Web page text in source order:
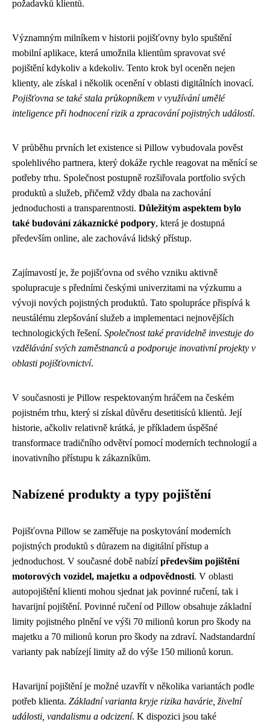
požadavků klientů.
Významným milníkem v historii pojišťovny bylo spuštění
mobilní aplikace, která umožnila klientům spravovat své
pojištění kdykoliv a kdekoliv. Tento krok byl oceněn nejen
klienty, ale získal i několik ocenění v oblasti digitálních inovací.
Pojišťovna se také stala průkopníkem v využívání umělé
inteligence při hodnocení rizik a zpracování pojistných událostí.
V průběhu prvních let existence si Pillow vybudovala pověst
spolehlivého partnera, který dokáže rychle reagovat na měnící se
potřeby trhu. Společnost postupně rozšiřovala portfolio svých
produktů a služeb, přičemž vždy dbala na zachování
jednoduchosti a transparentnosti. Důležitým aspektem bylo
také budování zákaznické podpory, která je dostupná
především online, ale zachovává lidský přístup.
Zajímavostí je, že pojišťovna od svého vzniku aktivně
spolupracuje s předními českými univerzitami na výzkumu a
vývoji nových pojistných produktů. Tato spolupráce přispívá k
neustálému zlepšování služeb a implementaci nejnovějších
technologických řešení. Společnost také pravidelně investuje do
vzdělávání svých zaměstnanců a podporuje inovativní projekty v
oblasti pojišťovnictví.
V současnosti je Pillow respektovaným hráčem na českém
pojistném trhu, který si získal důvěru desetitisíců klientů. Její
historie, ačkoliv relativně krátká, je příkladem úspěšné
transformace tradičního odvětví pomocí moderních technologií a
inovativního přístupu k zákazníkům.
Nabízené produkty a typy pojištění
Pojišťovna Pillow se zaměřuje na poskytování moderních
pojistných produktů s důrazem na digitální přístup a
jednoduchost. V současné době nabízípředevším pojištění
motorových vozidel, majetku a odpovědnosti. V oblasti
autopojištění klienti mohou sjednat jak povinné ručení, tak i
havarijní pojištění. Povinné ručení od Pillow obsahuje základní
limity pojistného plnění ve výši 70 milionů korun pro škody na
majetku a 70 milionů korun pro škody na zdraví. Nadstandardní
varianty pak nabízejí limity až do výše 150 milionů korun.
Havarijní pojištění je možné uzavřít v několika variantách podle
potřeb klienta. Základní varianta kryje rizika havárie, živelní
události, vandalismu a odcizení. K dispozici jsou také